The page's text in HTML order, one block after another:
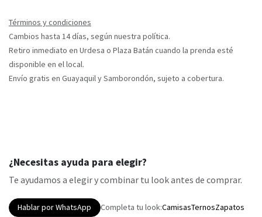
Términos y condiciones
Cambios hasta 14 días, según nuestra política.
Retiro inmediato en Urdesa o Plaza Batán cuando la prenda esté
disponible en el local.
Envío gratis en Guayaquil y Samborondón, sujeto a cobertura.
¿Necesitas ayuda para elegir?
Te ayudamos a elegir y combinar tu look antes de comprar.
Hablar por WhatsApp Completa tu look:CamisasTernosZapatos